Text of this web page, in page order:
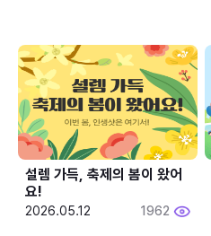
설렘 가득, 축제의 봄이 왔어
요!
2026.05.12 1962